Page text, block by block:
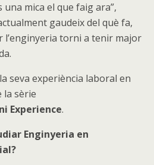
mica el que faig ara”,
gaudeix del què fa,
l’enginyeria torni a tenir major
seva experiència laboral en
la sèrie
Experience.
Enginyeria en